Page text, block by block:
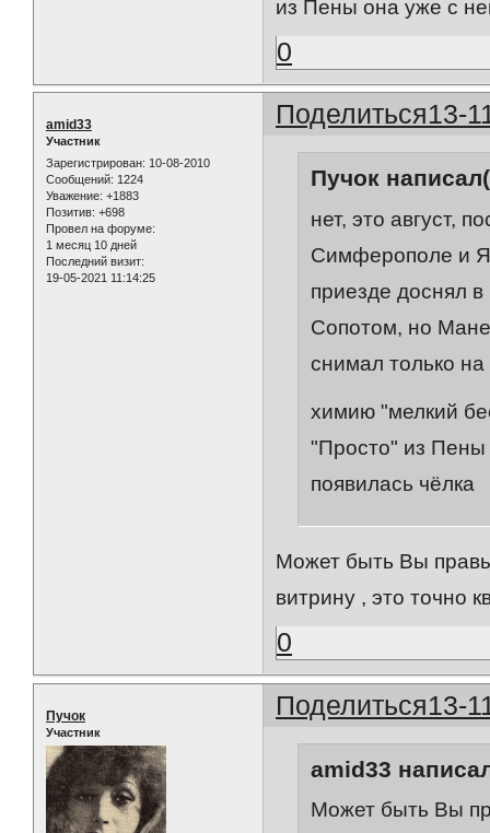
из Пены она уже с
0
Поделиться13-
amid33
Участник
Зарегистрирован: 10-08-2010
Сообщений: 1224
Уважение: +1883
Позитив: +698
Провел на форуме:
1 месяц 10 дней
Последний визит:
19-05-2021 11:14:25
Пучок
нет, это август,
Симферополе и
приезде доснял
Сопотом, но
снимал только
химию "мелкий
"Просто" из Пены
появилась чёлка
Может быть Вы
витрину , это точно
0
Поделиться13-
Пучок
Участник
amid33
Может быть Вы